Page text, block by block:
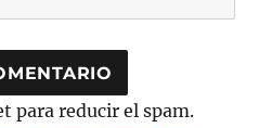
para reducir el spam.